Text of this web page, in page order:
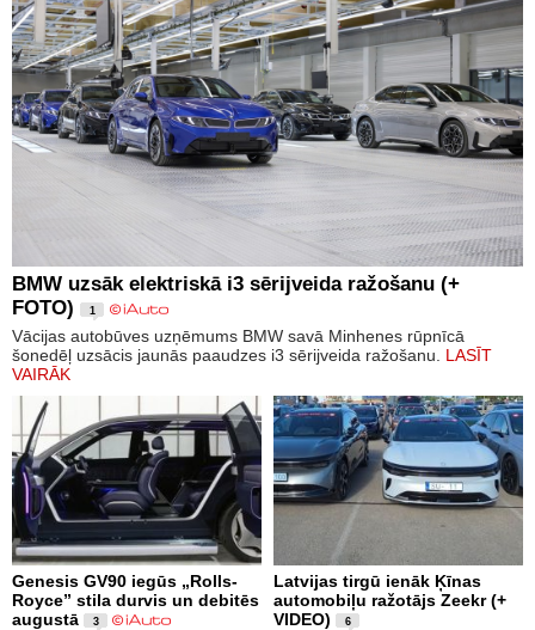
BMW uzsāk elektriskā i3 sērijveida ražošanu (+
FOTO)
1
Vācijas autobūves uzņēmums BMW savā Minhenes rūpnīcā
šonedēļ uzsācis jaunās paaudzes i3 sērijveida ražošanu. LASĪT
VAIRĀK
Genesis GV90 iegūs „Rolls-
Royce” stila durvis un debitēs
augustā
3
Latvijas tirgū ienāk Ķīnas
automobiļu ražotājs Zeekr (+
VIDEO)
6